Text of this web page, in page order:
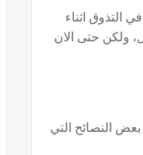
اثناء
ولكن حتى الان
النصائح التي